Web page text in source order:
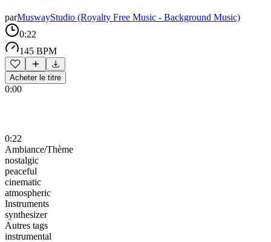
parMuswayStudio (Royalty Free Music - Background Music)
0:22
145 BPM
Acheter le titre
0:00
0:22
Ambiance/Thème
nostalgic
peaceful
cinematic
atmospheric
Instruments
synthesizer
Autres tags
instrumental